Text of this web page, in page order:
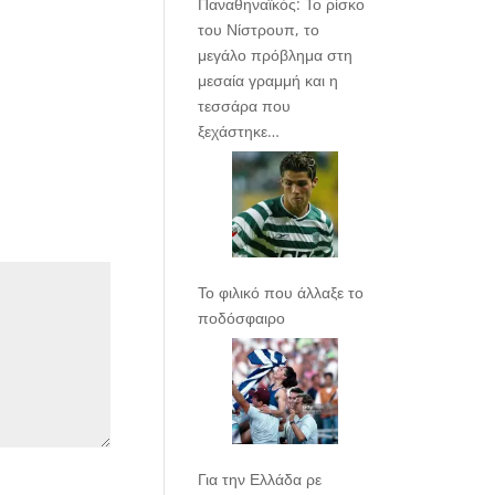
του Νίστρουπ, το
μεγάλο πρόβλημα στη
μεσαία γραμμή και η
τεσσάρα που
ξεχάστηκε…
Το φιλικό που άλλαξε το
ποδόσφαιρο
Για την Ελλάδα ρε